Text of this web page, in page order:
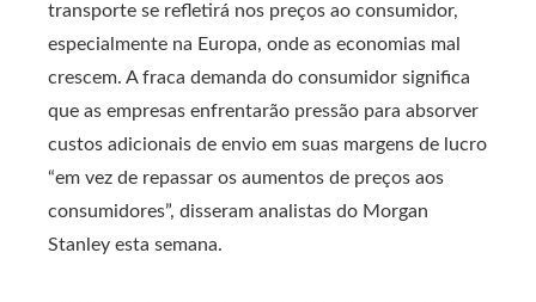
transporte se refletirá nos preços ao consumidor,
especialmente na Europa, onde as economias mal
crescem. A fraca demanda do consumidor significa
que as empresas enfrentarão pressão para absorver
custos adicionais de envio em suas margens de lucro
“em vez de repassar os aumentos de preços aos
consumidores”, disseram analistas do Morgan
Stanley esta semana.